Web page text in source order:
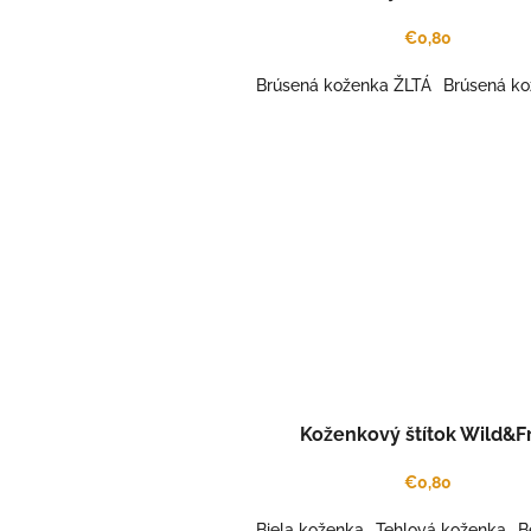
€0,80
Brúsená koženka ŽLTÁ Brúsená
Koženkový štítok
€0,80